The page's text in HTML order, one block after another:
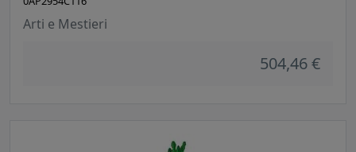
Arti e Mestieri
504,46 €